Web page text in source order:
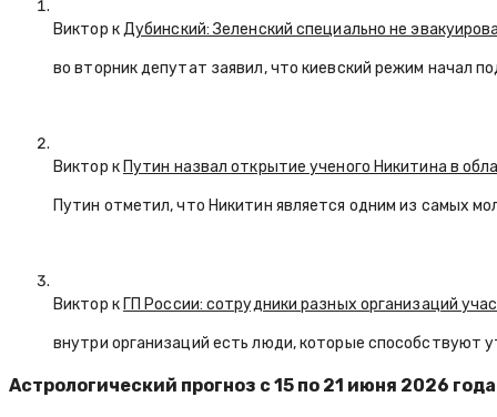
Виктор кДубинский: Зеленский специально не
во вторник депутат заявил, что киевский режим начал
Виктор к Путин назвал открытие ученого Никитина в
Путин отметил, что Никитин является одним из самых
Виктор к ГП России: сотрудники разных организаций
внутри организаций есть люди, которые способствуют
Астрологический прогноз с 15 по 21 июня 2026